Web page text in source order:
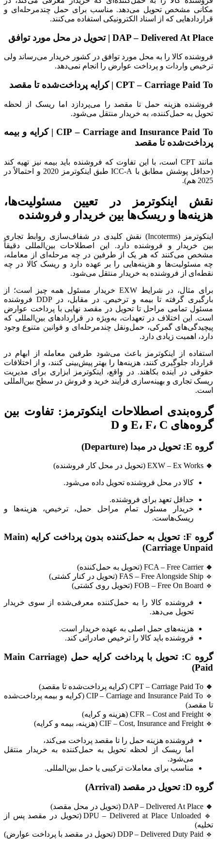
مکانی مشخص تحویل می‌دهد. مناسب برای حمل چندمرحله‌ای و
قراردادهایی که از اسناد الکترونیکی استفاده می‌کنند.
DAP – Delivered At Place | تحویل در محل مورد توافق
فروشنده کالا را به محل مورد توافق در کشور خریدار می‌رساند ولی
ترخیص واردات و پرداخت عوارض را انجام نمی‌دهد.
CPT – Carriage Paid To | کرایه پرداخت‌شده تا مقصد
فروشنده هزینه حمل تا مقصد را می‌پردازد اما ریسک از لحظه
تحویل به حمل‌کننده، به خریدار منتقل می‌شود.
CIP – Carriage and Insurance Paid To | کرایه و بیمه
پرداخت‌شده تا مقصد
مانند CPT است، با این تفاوت که فروشنده باید بیمه نیز تهیه کند
(حداقل پوشش مطابق با ICC-A طبق اینکوترمز 2020 و احتمالاً در
2025 هم).
نقش اینکوترمز در تعیین مسئولیت‌ها،
هزینه‌ها و ریسک‌ها بین خریدار و فروشنده
اینکوترمز (Incoterms) نقش کلیدی در شفاف‌سازی روابط تجاری
بین خریدار و فروشنده دارد. این اصطلاحات بین‌المللی دقیقاً
مشخص می‌کنند که هر یک از طرفین در چه مرحله‌ای از معامله،
چه مسئولیت‌ها و هزینه‌هایی را بر عهده دارد و ریسک کالا در چه
نقطه‌ای از فروشنده به خریدار منتقل می‌شود.
برای مثال، در شرایط EXW خریدار مسئول همه چیز است؛ از
بارگیری گرفته تا بیمه و ترخیص. در مقابل، در DDP فروشنده
مسئول تمامی مراحل تا تحویل در مقصد نهایی با پرداخت عوارض
است. این اختلاف در تعهدات، به‌ویژه در قراردادهای بین‌المللی که
پیچیدگی‌های گمرکی، حمل‌ونقل چندمرحله‌ای و قوانین متنوع وجود
دارد، اهمیت زیادی دارد.
استفاده از اینکوترمز باعث می‌شود طرفین معامله از ابهام در
قرارداد جلوگیری کنند، هزینه‌ها را بهتر پیش‌بینی کنند، و از اختلافات
حقوقی در آینده بکاهند. در واقع، اینکوترمز ابزاری برای مدیریت
ریسک تجاری و بهینه‌سازی فرآیند خرید و فروش در سطح بین‌المللی
است.
گروه‌بندی اصطلاحات اینکوترمز: تفاوت بین
گروه‌های E، F، C و D
گروه E: تحویل در مبدا (Departure)
🔹
کالا در محل فروشنده تحویل داده می‌شود.
حداقل تعهد برای فروشنده.
خریدار مسئول تمام مراحل حمل، ترخیص، هزینه‌ها و
ریسک‌هاست.
گروه F: تحویل به حمل‌کننده بدون پرداخت کرایه (Main
Carriage Unpaid)
🔹FCA – Free Carrier (تحویل به حمل‌کننده)
🔹 FAS – Free Alongside Ship (تحویل در کنار کشتی)
🔹 FOB – Free On Board (تحویل روی کشتی)
فروشنده کالا را به حمل‌کننده معرفی‌شده از سوی خریدار
تحویل می‌دهد.
هزینه‌های حمل اصلی به عهده خریدار است.
فروشنده باید کالا را ترخیص صادراتی کند.
گروه C: تحویل با پرداخت کرایه حمل (Main Carriage
Paid)
🔹 CPT – Carriage Paid To (کرایه پرداخت‌شده تا مقصد)
🔹 CIP – Carriage and Insurance Paid To (کرایه و بیمه پرداخت‌شده
تا مقصد)
🔹 CFR – Cost and Freight (هزینه و کرایه)
🔹 CIF – Cost, Insurance and Freight (هزینه، بیمه و کرایه)
فروشنده هزینه حمل را تا مقصد پرداخت می‌کند،
اما ریسک از لحظه تحویل به حمل‌کننده به خریدار منتقل
می‌شود.
مناسب برای معاملات ترکیبی یا حمل بین‌المللی.
گروه D: تحویل در مقصد (Arrival)
🔹
🔹 DPU – Delivered at Place Unloaded (تحویل در مقصد پس از
تخلیه)
🔹 DDP – Delivered Duty Paid (تحویل در مقصد با پرداخت عوارض)